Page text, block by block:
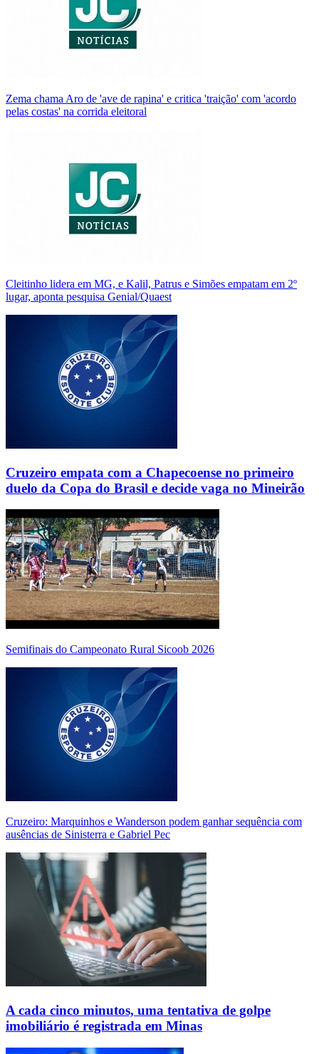
Zema chama Aro de 'ave de rapina' e critica 'traição' com 'acordo
pelas costas' na corrida eleitoral
Cleitinho lidera em MG, e Kalil, Patrus e Simões empatam em 2º
lugar, aponta pesquisa Genial/Quaest
Cruzeiro empata com a Chapecoense no primeiro
duelo da Copa do Brasil e decide vaga no Mineirão
Semifinais do Campeonato Rural Sicoob 2026
Cruzeiro: Marquinhos e Wanderson podem ganhar sequência com
ausências de Sinisterra e Gabriel Pec
A cada cinco minutos, uma tentativa de golpe
imobiliário é registrada em Minas